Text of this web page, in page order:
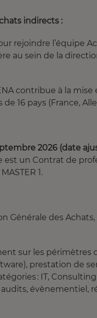
indirects :
rejoindre l’équipe
au sein de la
contribue à la
de 16 pays (France,
2026 (date
un Contrat de
1.
Générale des
sur les périmètres
prestation de
: IT,
évènementiel,